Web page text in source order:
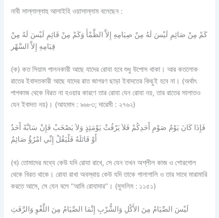
নাবী সাল্লাল্লাহু আলাইহি ওয়াসাল্লাম বলেছেন :
كَمْ مِنْ صَائِمِ لَيْسَ لَهُ مِنْ صِيَامِهِ إِلاَّ الظَّمْأَ وَكَمْ مِنْ قَائِمِ لَيْسَ لَهُ مِنْ
قِيَامِهِ إِلاَّ السَّهْر
(ক) কত সিয়াম পালনকারী আছে যাদের রোযা হবে শুধু উপোস থাকা। আর কতলোক
রাতের ইবাদতকারী আছে যাদের রাত জাগরণ ছাড়া ইবাদতের কিছুই হবে না। (অর্থাৎ
পাপকাজ থেকে বিরত না হওয়ার কারণে তার রোযা যেন রোযা নয়, তার রাতের সালাতও
যেন ইবাদত নয়)। (আহমাদ : ৯৬৮৩; দারেমী : ২৭৬২)
فَإِذَا كَانَ يَوْمُ صَوْمِ أَحَدِكُمْ فَلاَ يَرْفُثْ يَوْمَئِذٍ وَلاَ يَصْخَبْ فَإِنْ سَابَّهُ أَحَدٌ
أَوْ قَاتَلَهُ فَلْيَقُلْ إِنِّي امْرُؤٌ صَائِمٌ
(খ) তোমাদের মধ্যে কেউ যদি রোযা রাখে, সে যেন তখন অশ্লীল কাজ ও শোরগোল
থেকে বিরত থাকে। রোযা রাখা অবস্থায় কেউ যদি তাকে গালাগালি ও তার সাথে মারামারি
করতে আসে, সে যেন বলে ‘‘আমি রোযাদার’’। (মুসলিম : ১১৫১)
لَيْسَ الصِّيَامُ مِنَ الأَكْلِ وَالشُّرْبِ إِنَّمَا الصِّيَامُ مِنَ اللَّغْوِ وَالرَّفَثِ